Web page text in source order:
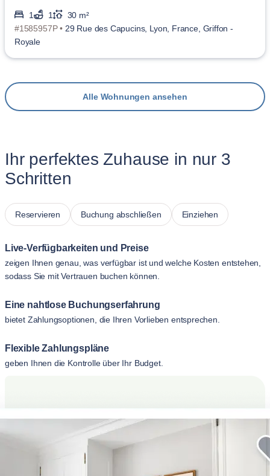
1 1
30 m²
#1585957P • 29 Rue des Capucins, Lyon, France, Griffon -
Royale
Alle Wohnungen ansehen
Ihr perfektes Zuhause in nur 3
Schritten
Reservieren Buchung abschließen Einziehen
Live-Verfügbarkeiten und Preise
zeigen Ihnen genau, was verfügbar ist und welche Kosten entstehen,
sodass Sie mit Vertrauen buchen können.
Eine nahtlose Buchungserfahrung
bietet Zahlungsoptionen, die Ihren Vorlieben entsprechen.
Flexible Zahlungspläne
geben Ihnen die Kontrolle über Ihr Budget.